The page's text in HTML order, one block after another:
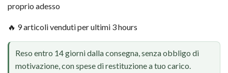
proprio adesso
🔥 9 articoli venduti per ultimi 3 hours
Reso entro 14 giorni dalla consegna, senza obbligo di
motivazione, con spese di restituzione a tuo carico.